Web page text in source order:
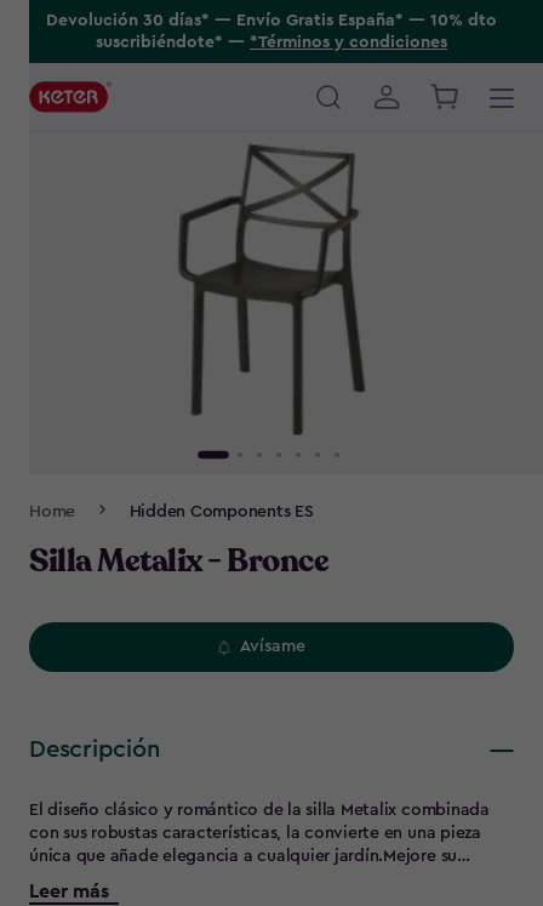
Devolución 30 días* ---- Envío Gratis España* ---- 10% dto
suscribiéndote* ---- *Términos y condiciones
Main
Home Hidden Components ES
Silla Metalix - Bronce
Avísame
Descripción
El diseño clásico y romántico de la silla Metalix combinada
con sus robustas características, la convierte en una pieza
única que añade elegancia a cualquier jardín.Mejore su
decoración al aire libre con estas sillas de comedor
contemporáneas que nunca pasarán de moda gracias a las
Leer más